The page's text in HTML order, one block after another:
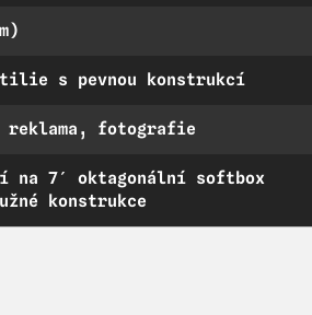
s pevnou konstrukcí
reklama, fotografie
na 7′ oktagonální softbox
konstrukce